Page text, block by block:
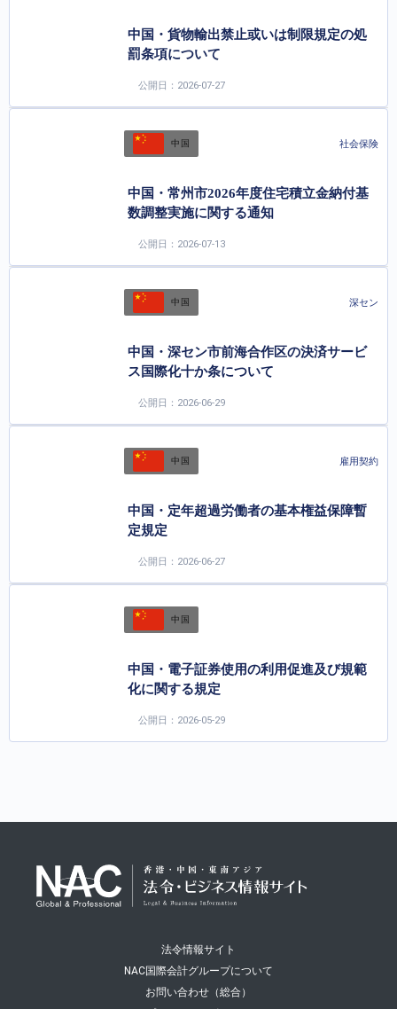
中国・貨物輸出禁止或いは制限規定の処
罰条項について
公開日：2026-07-27
中国 社会保険
中国・常州市2026年度住宅積立金納付基
数調整実施に関する通知
公開日：2026-07-13
中国 深セン
中国・深セン市前海合作区の決済サービ
ス国際化十か条について
公開日：2026-06-29
中国 雇用契約
中国・定年超過労働者の基本権益保障暫
定規定
公開日：2026-06-27
中国
中国・電子証券使用の利用促進及び規範
化に関する規定
公開日：2026-05-29
法令情報サイト
NAC国際会計グループについて
お問い合わせ（総合）